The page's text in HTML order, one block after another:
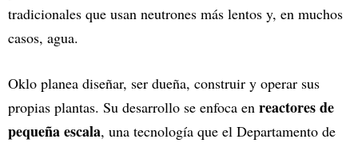
tradicionales que usan neutrones más lentos y, en muchos
casos, agua.
Oklo planea diseñar, ser dueña, construir y operar sus
propias plantas. Su desarrollo se enfoca en reactores de
pequeña escala, una tecnología que el Departamento de